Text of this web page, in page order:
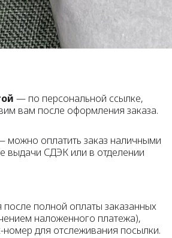
— по персональной ссылке,
вам после оформления заказа.
можно оплатить заказ наличными
выдачи СДЭК или в отделении
после полной оплаты заказанных
наложенного платежа),
номер для отслеживания посылки.